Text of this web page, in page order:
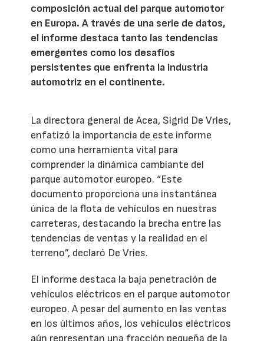
composición actual del parque automotor
en Europa. A través de una serie de datos,
el informe destaca tanto las tendencias
emergentes como los desafíos
persistentes que enfrenta la industria
automotriz en el continente.
La directora general de Acea, Sigrid De Vries,
enfatizó la importancia de este informe
como una herramienta vital para
comprender la dinámica cambiante del
parque automotor europeo. “Este
documento proporciona una instantánea
única de la flota de vehículos en nuestras
carreteras, destacando la brecha entre las
tendencias de ventas y la realidad en el
terreno”, declaró De Vries.
El informe destaca la baja penetración de
vehículos eléctricos en el parque automotor
europeo. A pesar del aumento en las ventas
en los últimos años, los vehículos eléctricos
aún representan una fracción pequeña de la